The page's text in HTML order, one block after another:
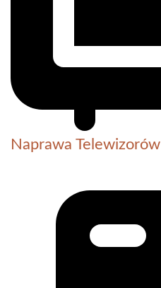
Naprawa Telewizorów